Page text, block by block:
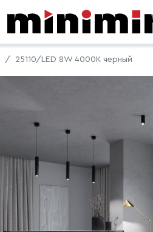
25110/LED 8W 4000K черный